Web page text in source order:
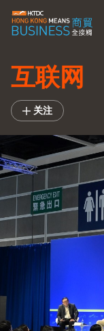
互联网
关注